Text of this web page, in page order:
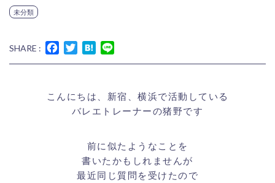
未分類
SHARE : FacebookTwitterHatena
こんにちは、新宿、横浜で活動している
バレエトレーナーの猪野です
前に似たようなことを
書いたかもしれませんが
最近同じ質問を受けたので